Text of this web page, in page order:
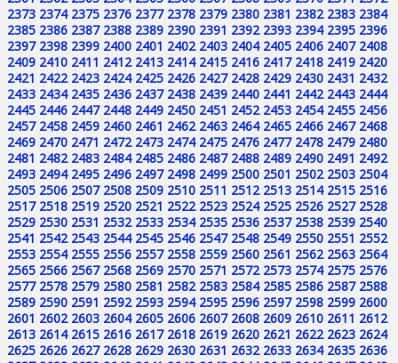
2373 2374 2375 2376 2377 2378 2379 2380 2381 2382 2383 2384
2385 2386 2387 2388 2389 2390 2391 2392 2393 2394 2395 2396
2397 2398 2399 2400 2401 2402 2403 2404 2405 2406 2407 2408
2409 2410 2411 2412 2413 2414 2415 2416 2417 2418 2419 2420
2421 2422 2423 2424 2425 2426 2427 2428 2429 2430 2431 2432
2433 2434 2435 2436 2437 2438 2439 2440 2441 2442 2443 2444
2445 2446 2447 2448 2449 2450 2451 2452 2453 2454 2455 2456
2457 2458 2459 2460 2461 2462 2463 2464 2465 2466 2467 2468
2469 2470 2471 2472 2473 2474 2475 2476 2477 2478 2479 2480
2481 2482 2483 2484 2485 2486 2487 2488 2489 2490 2491 2492
2493 2494 2495 2496 2497 2498 2499 2500 2501 2502 2503 2504
2505 2506 2507 2508 2509 2510 2511 2512 2513 2514 2515 2516
2517 2518 2519 2520 2521 2522 2523 2524 2525 2526 2527 2528
2529 2530 2531 2532 2533 2534 2535 2536 2537 2538 2539 2540
2541 2542 2543 2544 2545 2546 2547 2548 2549 2550 2551 2552
2553 2554 2555 2556 2557 2558 2559 2560 2561 2562 2563 2564
2565 2566 2567 2568 2569 2570 2571 2572 2573 2574 2575 2576
2577 2578 2579 2580 2581 2582 2583 2584 2585 2586 2587 2588
2589 2590 2591 2592 2593 2594 2595 2596 2597 2598 2599 2600
2601 2602 2603 2604 2605 2606 2607 2608 2609 2610 2611 2612
2613 2614 2615 2616 2617 2618 2619 2620 2621 2622 2623 2624
2625 2626 2627 2628 2629 2630 2631 2632 2633 2634 2635 2636